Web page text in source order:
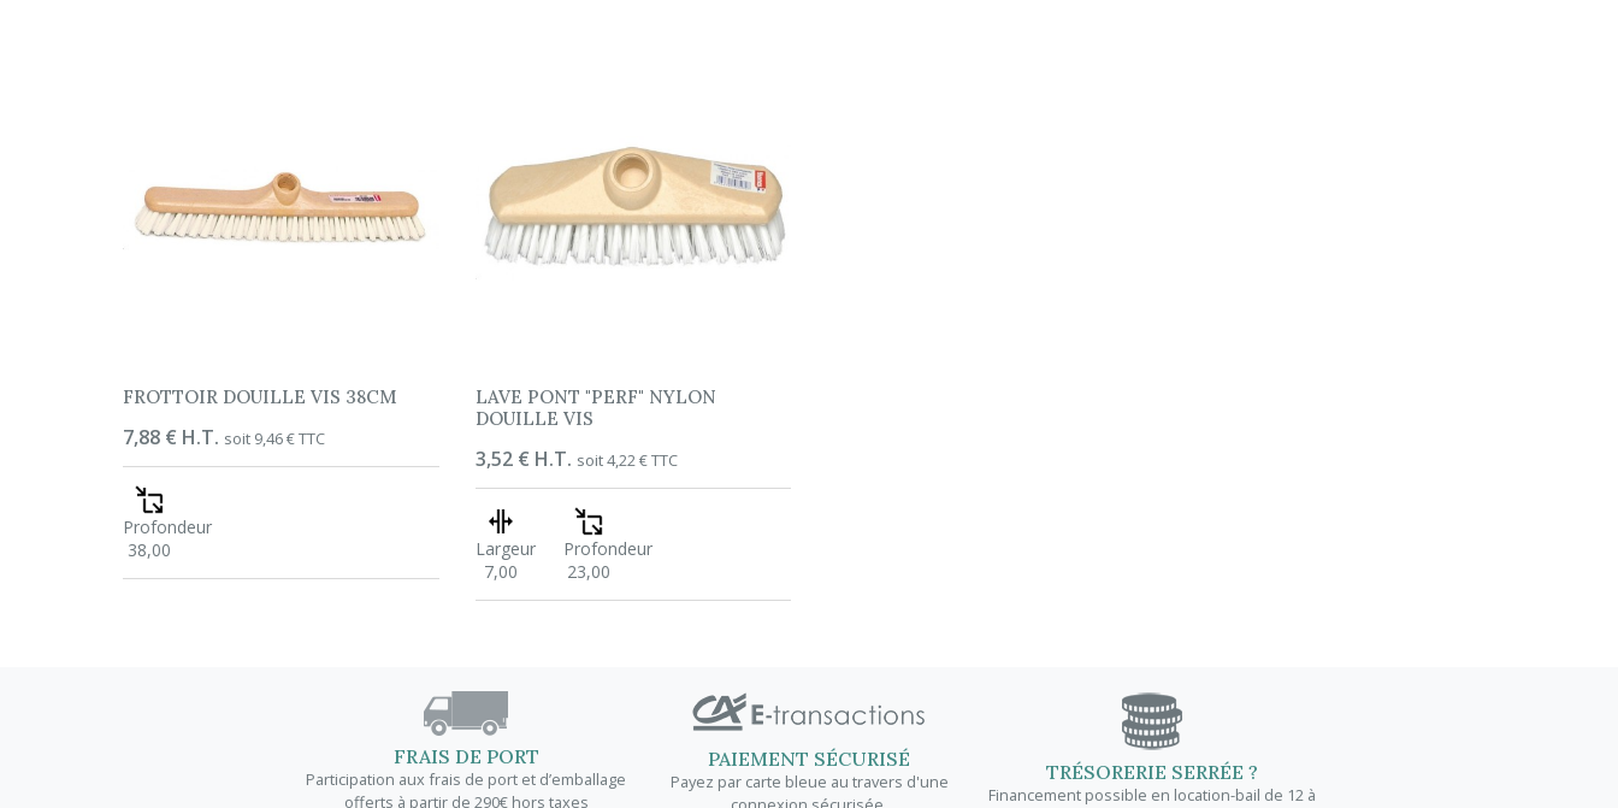
FROTTOIR DOUILLE VIS 38CM
Prix
7,88 € H.T. soit 9,46 € TTC
Profondeur
38,00
LAVE PONT "PERF" NYLON
DOUILLE VIS
Prix
3,52 € H.T. soit 4,22 € TTC
Largeur
7,00
Profondeur
23,00
FRAIS DE PORT
Participation aux frais de port et d’emballage
offerts à partir de 290€ hors taxes
PAIEMENT SÉCURISÉ
Payez par carte bleue au travers d'une
TRÉSORERIE SERRÉE ?
Financement possible en location-bail de 12 à